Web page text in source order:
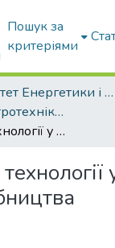
Пошук за
критеріями
Факультет Енергетики і комп'ютерних технологій
Кафедра Електротехніки і електромеханіки ім. проф. В.В. Овчарова
Інноваційні технології у галузі кормовиробництва